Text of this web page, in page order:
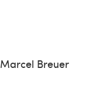
Marcel Breuer